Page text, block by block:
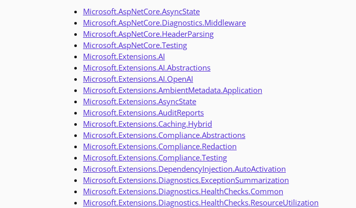
Microsoft.AspNetCore.AsyncState
Microsoft.AspNetCore.Diagnostics.Middleware
Microsoft.AspNetCore.HeaderParsing
Microsoft.AspNetCore.Testing
Microsoft.Extensions.AI
Microsoft.Extensions.AI.Abstractions
Microsoft.Extensions.AI.OpenAI
Microsoft.Extensions.AmbientMetadata.Application
Microsoft.Extensions.AsyncState
Microsoft.Extensions.AuditReports
Microsoft.Extensions.Caching.Hybrid
Microsoft.Extensions.Compliance.Abstractions
Microsoft.Extensions.Compliance.Redaction
Microsoft.Extensions.Compliance.Testing
Microsoft.Extensions.DependencyInjection.AutoActivation
Microsoft.Extensions.Diagnostics.ExceptionSummarization
Microsoft.Extensions.Diagnostics.HealthChecks.Common
Microsoft.Extensions.Diagnostics.HealthChecks.ResourceUtilization